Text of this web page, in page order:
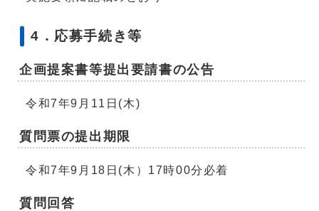
4．応募手続き等
企画提案書等提出要請書の公告
令和7年9月11日(木)
質問票の提出期限
令和7年9月18日(木）17時00分必着
質問回答